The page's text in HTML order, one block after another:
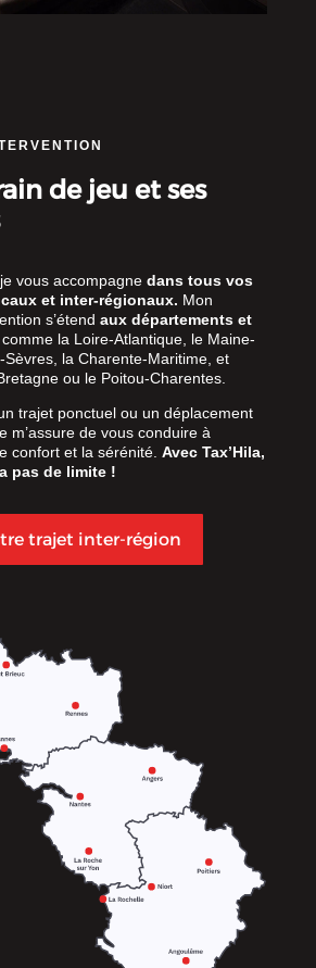
de jeu et ses
vous accompagnedans tous vos
et inter-régionaux. Mon
s’étend aux départements et
la Loire-Atlantique, le Maine-
la Charente-Maritime, et
ou le Poitou-Charentes.
trajet ponctuel ou un déplacement
m’assure de vous conduire à
confort et la sérénité. Avec Tax’Hila,
pas de limite !
trajet inter-région